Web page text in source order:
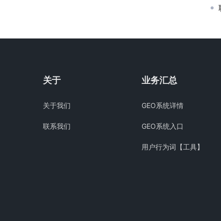
关于
关于我们
联系我们
业务汇总
GEO系统详情
GEO系统入口
用户行为词【工具】